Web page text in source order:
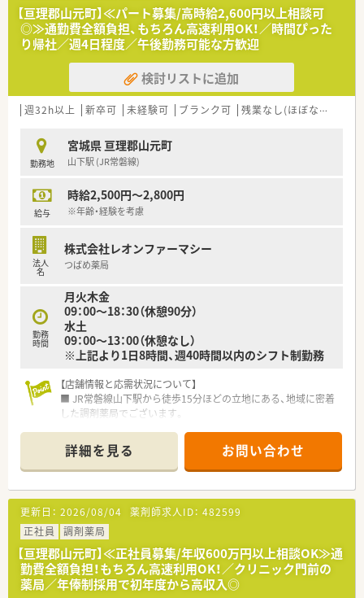
【亘理郡山元町】≪パート募集/高時給2,600円以上相談可
◎≫通勤費全額負担、もちろん高速利用OK！／時間ぴった
り帰社／週4日程度／午後勤務可能な方歓迎
検討リストに追加
週32h以上 新卒可 未経験可 ブランク可 残業なし(ほぼなし含む)
勤務地
宮城県 亘理郡山元町
山下駅 (JR常磐線)
給与
時給2,500円～2,800円
※年齢・経験を考慮
法人
名
株式会社レオンファーマシー
つばめ薬局
勤務
時間
月火木金
09：00～18：30（休憩90分）
水土
09：00～13：00（休憩なし）
※上記より1日8時間、週40時間以内のシフト制勤務
【店舗情報と応需状況について】
■ JR常磐線山下駅から徒歩15分ほどの立地にある、地域に密着
した調剤薬局でございます。
枚の処方箋を取り扱っております。
■ 薬剤師は常勤2名体制、事務員が3名在籍しており、医薬品採用
品目数は1,500品目でございます。
【募集背景と求める人物像について】
■ 急募の案件であり、現在欠員により代表取締役が一人で店舗
を回している状況でございます。
■ 経験豊富な薬剤師の方を優先的に求めており、特に将来的な
右腕候補を歓迎いたします。
■ 年齢は60歳位まで相談可能であり、調剤未経験の方でも応募
可能な求人でございます。
詳細を見る お問い合わせ
更新日： 2026/08/04 薬剤師求人ID： 482599
正社員
調剤薬局
【亘理郡山元町】≪正社員募集/年収600万円以上相談OK≫通
勤費全額負担！もちろん高速利用OK！／クリニック門前の
薬局／年俸制採用で初年度から高収入◎